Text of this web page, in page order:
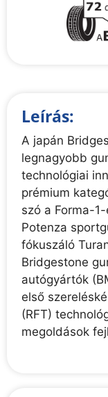
Leírás:
A japán
legnagyobb
technológiai
prémium
szó a Forma-
Potenza
fókuszáló
Bridgestone
autógyártók
első
(RFT)
megoldások